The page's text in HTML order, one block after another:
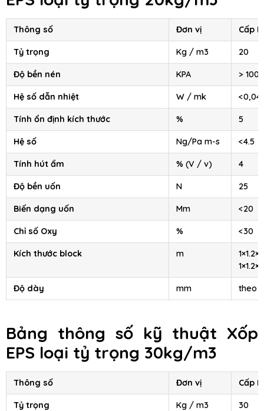
Thông số Đơn vị Cấp II
Tỷ trọng Kg / m3 20
Độ bền nén KPA > 100
Hệ số dẫn nhiệt W / mk
Tính ổn định kích thước % 5
Hệ số Ng/Pa m-s <4.5
Tính hút ẩm % (V / v) 4
Độ bền uốn N 25
Biến dạng uốn Mm <20
Chỉ số Oxy % <30
Kích thước block m
1×1.2×4
Độ dày mm theo
Bảng thông số kỹ thuật Xốp
EPS loại tỷ trọng 30kg/m3
Thông số Đơn vị Cấp III
Tỷ trọng Kg / m3 30